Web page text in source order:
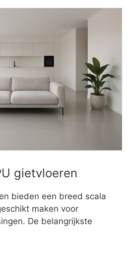
gietvloeren
bieden een breed scala
maken voor
De belangrijkste